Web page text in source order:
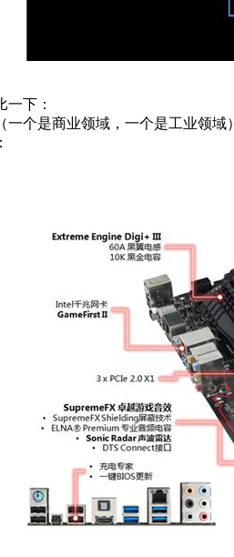
一下：
一个是商业领域，一个是工业领域